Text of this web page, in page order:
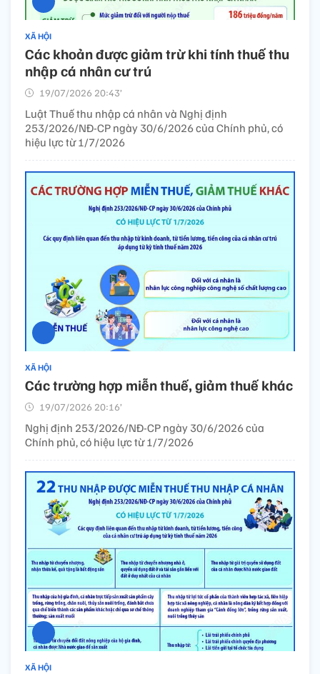
XÃ HỘI
Các khoản được giảm trừ khi tính thuế thu
nhập cá nhân cư trú
19/07/2026 20:43’
Luật Thuế thu nhập cá nhân và Nghị định
253/2026/NĐ-CP ngày 30/6/2026 của Chính phủ, có
hiệu lực từ 1/7/2026
XÃ HỘI
Các trường hợp miễn thuế, giảm thuế khác
19/07/2026 20:16’
Nghị định 253/2026/NĐ-CP ngày 30/6/2026 của
Chính phủ, có hiệu lực từ 1/7/2026
XÃ HỘI